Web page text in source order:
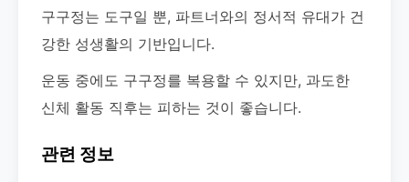
구구정는 도구일 뿐, 파트너와의 정서적 유대가 건
강한 성생활의 기반입니다.
운동 중에도 구구정를 복용할 수 있지만, 과도한
신체 활동 직후는 피하는 것이 좋습니다.
관련 정보